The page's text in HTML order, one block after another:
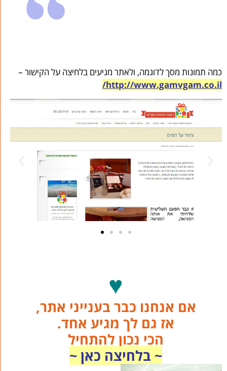
כמה תמונות מסך לדוגמה, ולאתר מגיעים בלחיצה על הקישור –
http://www.gamvgam.co.il/
♥
אם אנחנו כבר בענייני אתר,
אז גם לך מגיע אחד.
הכי נכון להתחיל
~ בלחיצה כאן ~